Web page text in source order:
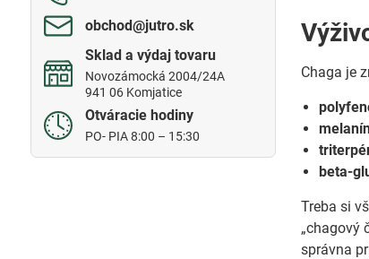
Chaga je
beta-
Treba si
„chagový
správna
obchod​@jutro​.sk
Sklad a výdaj tovaru
Novozámocká 2004/24A
941 06 Komjatice
Otváracie hodiny
PO- PIA 8:00 – 15:30